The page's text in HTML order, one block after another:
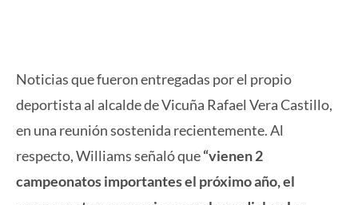
Noticias que fueron entregadas por el propio
deportista al alcalde de Vicuña Rafael Vera Castillo,
en una reunión sostenida recientemente. Al
respecto, Williams señaló que“vienen 2
campeonatos importantes el próximo año, el